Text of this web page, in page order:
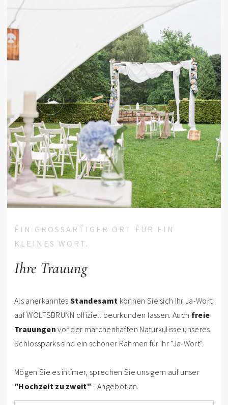
EIN GROSSARTIGER ORT FÜR EIN K
LEINES WORT.
Ihre Trauung
Als anerkanntesStandesamt können Sie sich Ihr Ja-Wort
auf WOLFSBRUNN offiziell beurkunden lassen. Auch freie
Trauungen vor der märchenhaften Naturkulisse unseres
Schlossparks sind ein schöner Rahmen für Ihr "Ja-Wort".
Mögen Sie es intimer, sprechen Sie uns gern auf unser
"Hochzeit zu zweit" - Angebot an.